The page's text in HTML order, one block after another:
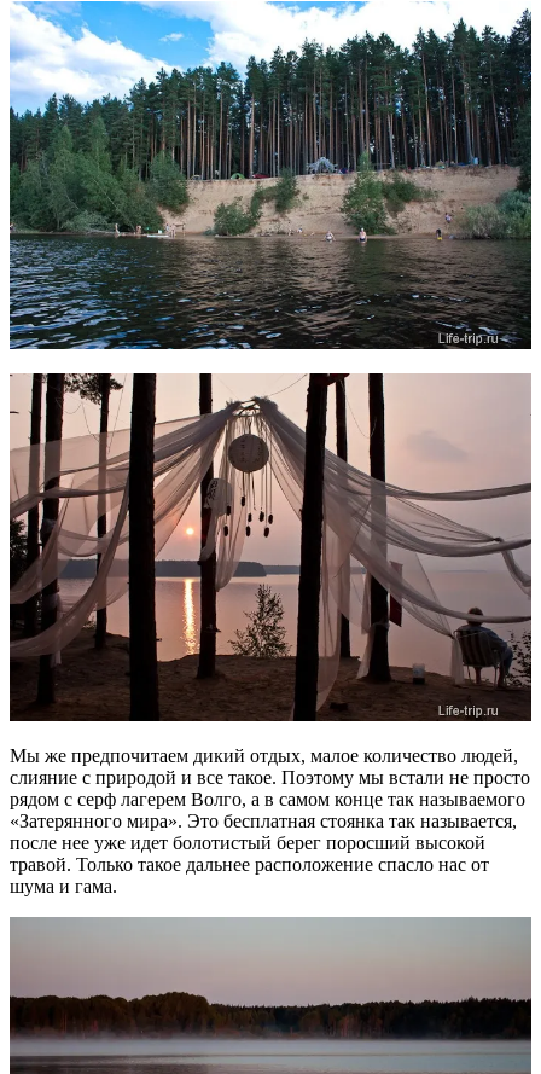
Мы же предпочитаем дикий отдых, малое количество людей,
слияние с природой и все такое. Поэтому мы встали не просто
рядом с серф лагерем Волго, а в самом конце так называемого
«Затерянного мира». Это бесплатная стоянка так называется,
после нее уже идет болотистый берег поросший высокой
травой. Только такое дальнее расположение спасло нас от
шума и гама.